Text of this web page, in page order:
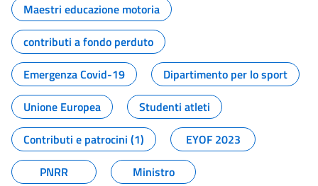
Maestri educazione motoria
contributi a fondo perduto
Emergenza Covid-19
Dipartimento per lo sport
Unione Europea
Studenti atleti
Contributi e patrocini (1)
EYOF 2023
PNRR
Ministro